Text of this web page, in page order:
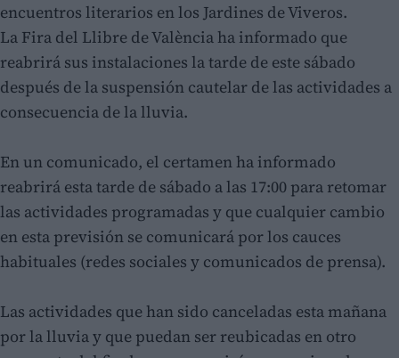
encuentros literarios en los Jardines de Viveros.
La Fira del Llibre de València ha informado que
reabrirá sus instalaciones la tarde de este sábado
después de la suspensión cautelar de las actividades a
consecuencia de la lluvia.
En un comunicado, el certamen ha informado
reabrirá esta tarde de sábado a las 17:00 para retomar
las actividades programadas y que cualquier cambio
en esta previsión se comunicará por los cauces
habituales (redes sociales y comunicados de prensa).
Las actividades que han sido canceladas esta mañana
por la lluvia y que puedan ser reubicadas en otro